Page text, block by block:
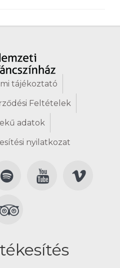
tájékoztató
Feltételek
adatok
nyilatkozat